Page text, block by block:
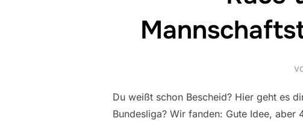
Du weißt schon Bescheid? Hier geht es
Bundesliga? Wir fanden: Gute Idee,